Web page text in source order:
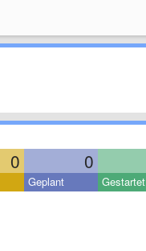
0 0
Geplant Gestartet